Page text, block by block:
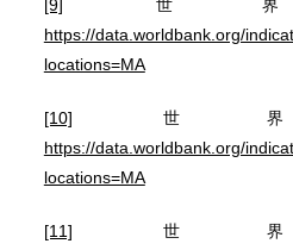
[9]
世界
https://data.worldbank.org/
locations=MA
[10] 世
https://data.worldbank.org/
locations=MA
[11] 世